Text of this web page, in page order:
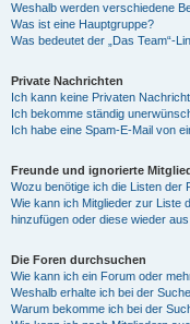
Weshalb werden verschiedene
Was ist eine Hauptgruppe?
Was bedeutet der „Das Team“-
Private Nachrichten
Ich kann keine Privaten
Ich bekomme ständig
Ich habe eine Spam-E-Mail von
Freunde und ignorierte
Wozu benötige ich die Listen der
Wie kann ich Mitglieder zur Liste
hinzufügen oder diese wieder
Die Foren durchsuchen
Wie kann ich ein Forum oder
Weshalb erhalte ich bei der
Warum bekomme ich bei der